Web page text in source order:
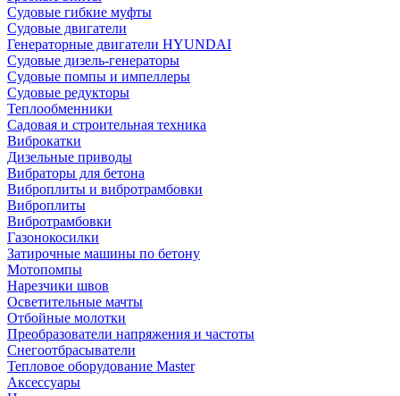
Судовые гибкие муфты
Судовые двигатели
Генераторные двигатели HYUNDAI
Судовые дизель-генераторы
Судовые помпы и импеллеры
Судовые редукторы
Теплообменники
Садовая и строительная техника
Виброкатки
Дизельные приводы
Вибраторы для бетона
Виброплиты и вибротрамбовки
Виброплиты
Вибротрамбовки
Газонокосилки
Затирочные машины по бетону
Мотопомпы
Нарезчики швов
Осветительные мачты
Отбойные молотки
Преобразователи напряжения и частоты
Снегоотбрасыватели
Тепловое оборудование Master
Аксессуары